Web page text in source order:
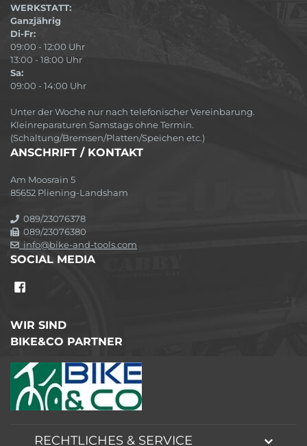
WERKSTATT:
Ganzjährig
Di-Fr:
09:00 - 12:00 Uhr
13:00 - 18:00 Uhr
Sa:
09:00 - 14:00 Uhr
Unter der Woche nur nach telefonischer Vereinbarung.
Kleinreparaturen Samstags ohne Termin.
(Schaltung/Bremsen/Platten/Speichen etc.)
ANSCHRIFT / KONTAKT
Am Moosrain 5
85652 Pliening-Landsham
089/23076378
089/23076380
info@bike-and-tools.com
SOCIAL MEDIA
WIR SIND
BIKE&CO PARTNER
RECHTLICHES & SERVICE